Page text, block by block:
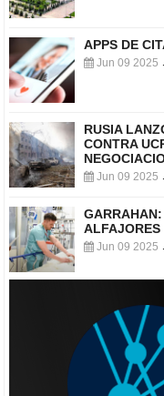
APPS DE
Jun 09 2025
RUSIA
CONTRA
Jun 09 2025
ALFAJORES
Jun 09 2025